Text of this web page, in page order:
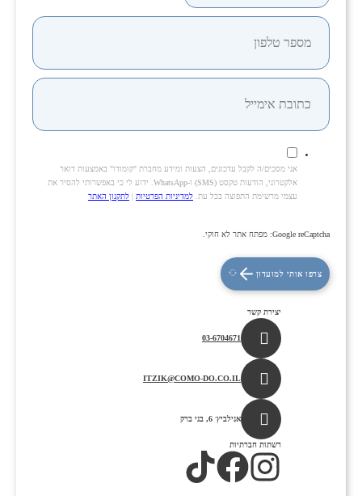
אני מסכים/ה לקבל עדכונים, הצעות ומידע מחברת "קומודו" באמצעות דואר
אלקטרוני, הודעות טקסט (SMS) ו-WhatsApp. ידוע לי כי באפשרותי להסיר את
עצמי מרשימת התפוצה בכל עת. למדיניות הפרטיות | לתקנון האתר
Google reCaptcha: מפתח אתר לא חוקי.
צרפו אותי למועדון
יצירת קשר
03-6704671
ITZIK@COMO-DO.CO.IL
אנילביץ׳ 6, בני ברק
רשתות חברתיות